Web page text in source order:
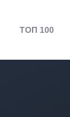
ТОП 100